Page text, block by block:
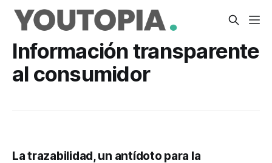
Información transparente
al consumidor
La trazabilidad, un antídoto para la